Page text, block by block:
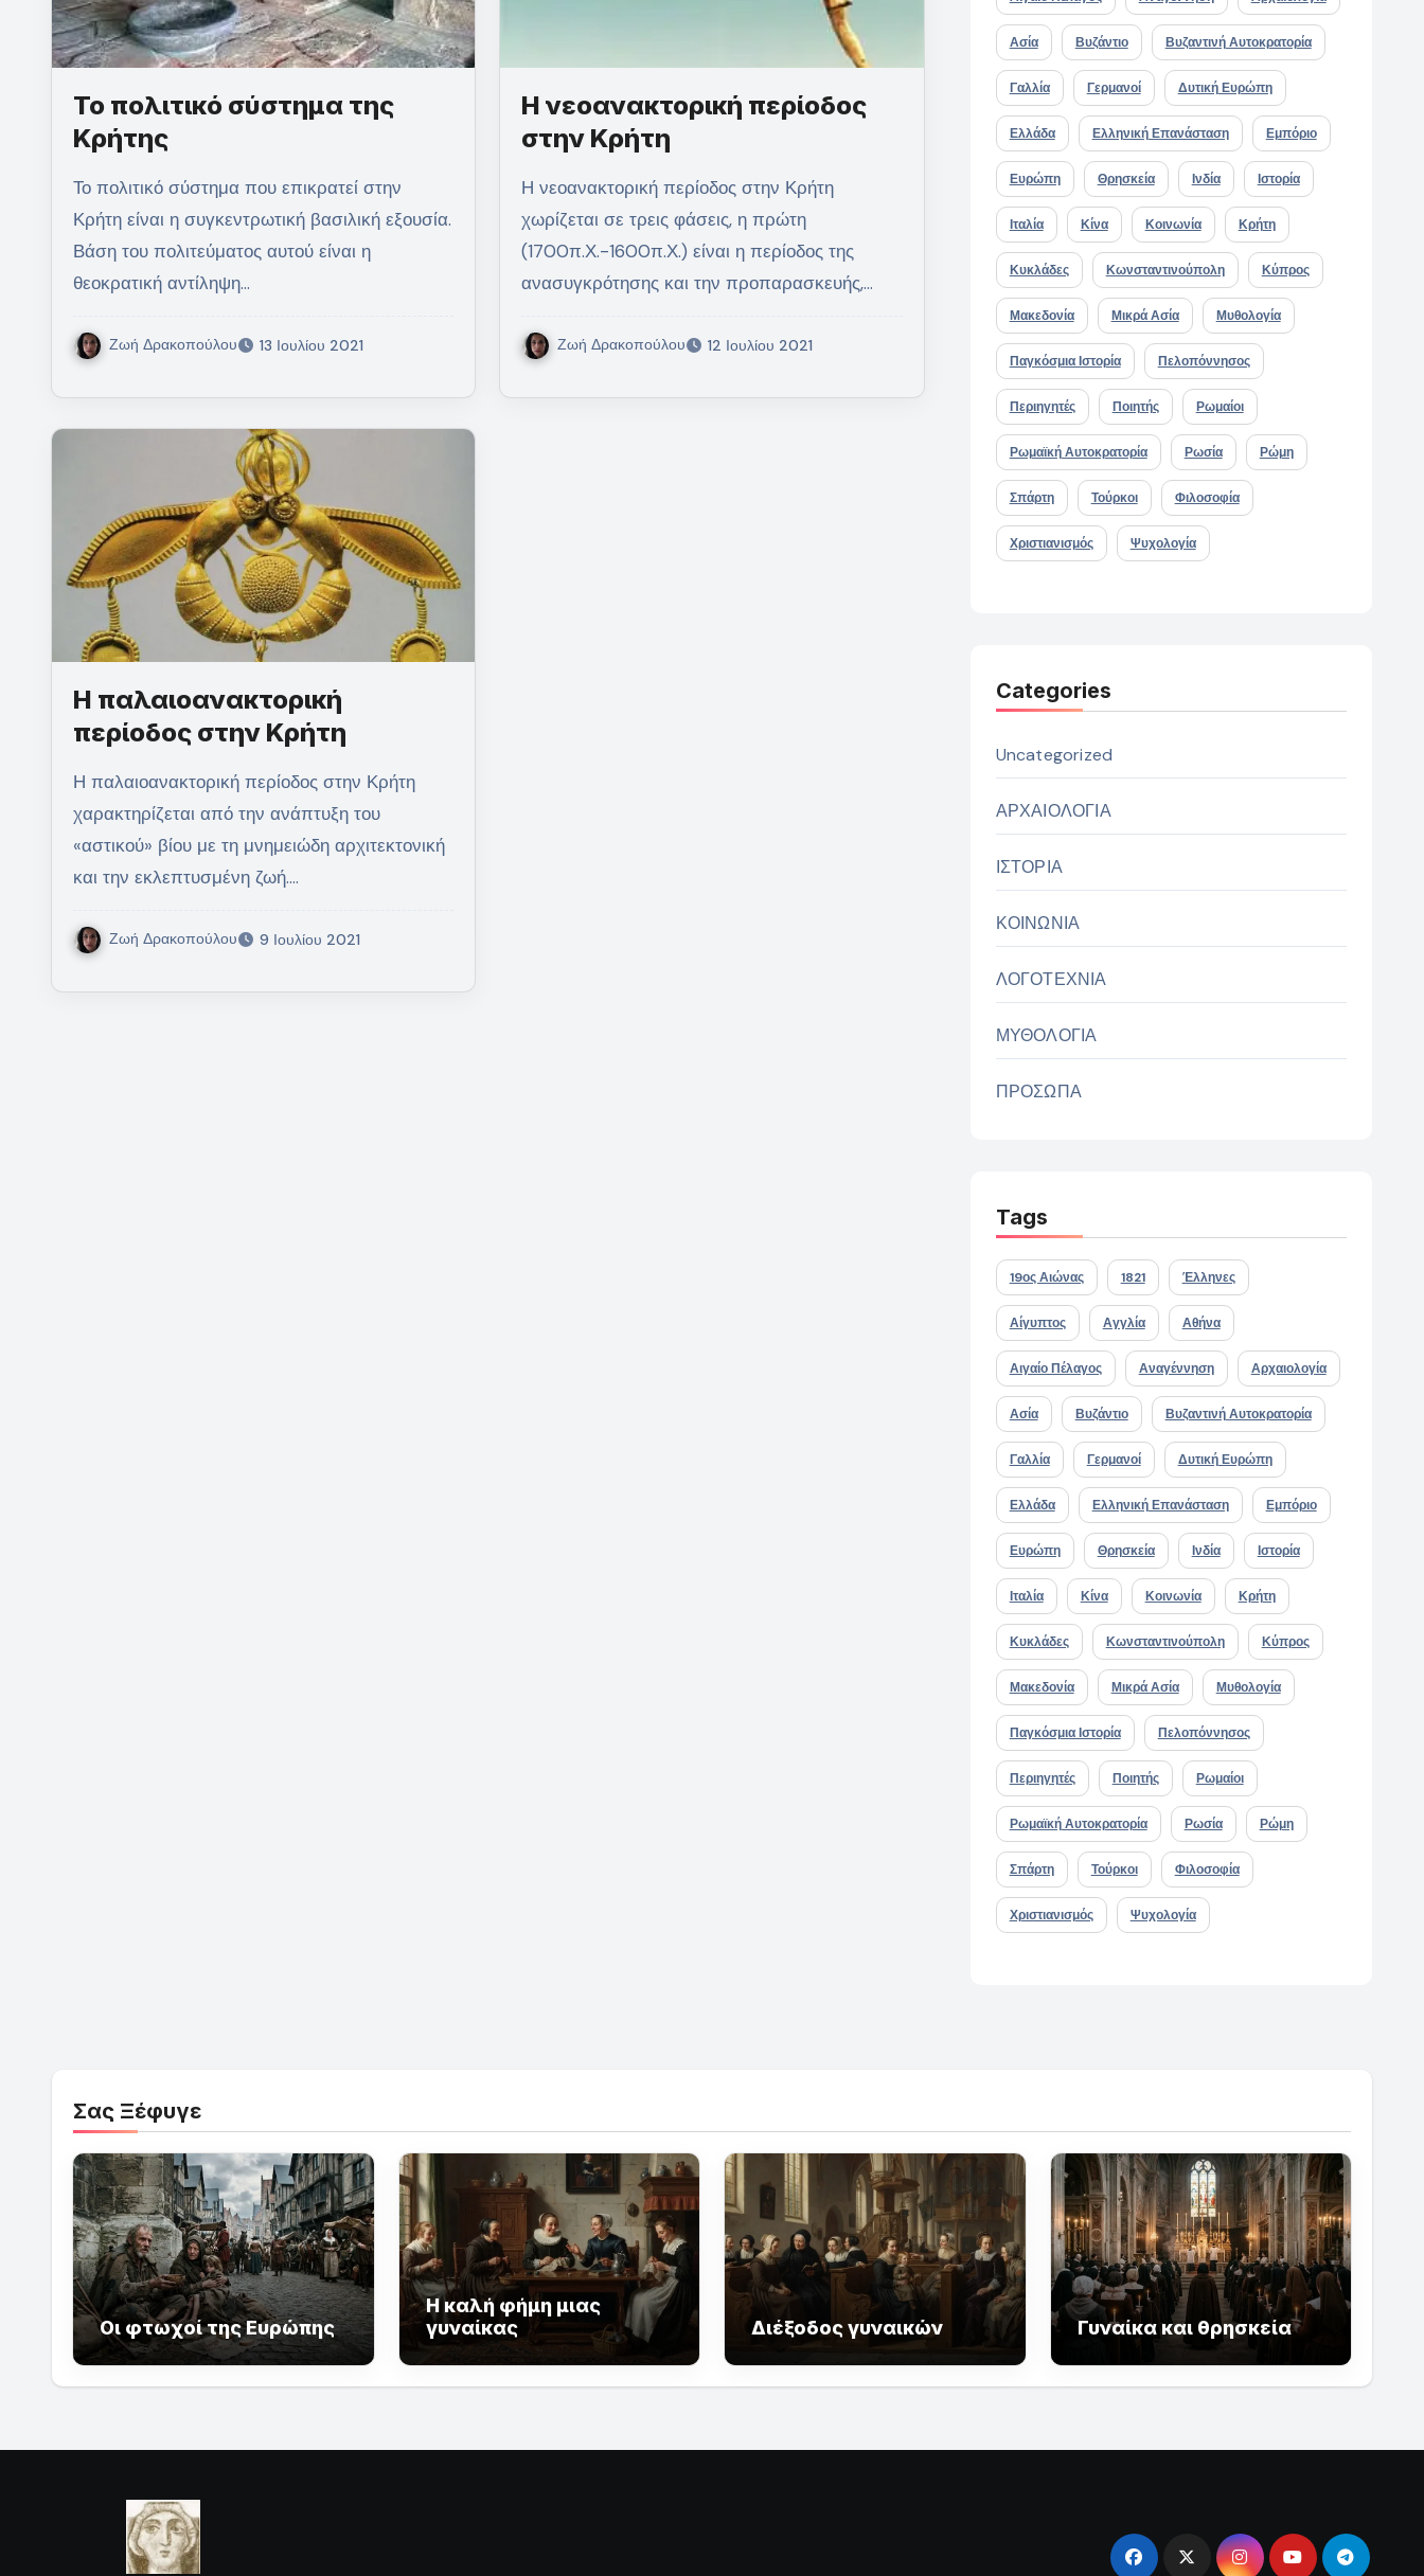
Το πολιτικό σύστημα της
Κρήτης
Το πολιτικό σύστημα που επικρατεί στην
Κρήτη είναι η συγκεντρωτική βασιλική εξουσία.
Βάση του πολιτεύματος αυτού είναι η
θεοκρατική αντίληψη…
Ζωή Δρακοπούλου 13 Ιουλίου 2021
Η νεοανακτορική περίοδος
στην Κρήτη
Η νεοανακτορική περίοδος στην Κρήτη
χωρίζεται σε τρεις φάσεις, η πρώτη
(1700π.Χ.-1600π.Χ.) είναι η περίοδος της
ανασυγκρότησης και την προπαρασκευής,…
Ζωή Δρακοπούλου 12 Ιουλίου 2021
Η παλαιοανακτορική
περίοδος στην Κρήτη
Η παλαιοανακτορική περίοδος στην Κρήτη
χαρακτηρίζεται από την ανάπτυξη του
«αστικού» βίου με τη μνημειώδη αρχιτεκτονική
και την εκλεπτυσμένη ζωή.…
Ζωή Δρακοπούλου 9 Ιουλίου 2021
Ασία Βυζάντιο Βυζαντινή Αυτοκρατορία
Γαλλία Γερμανοί Δυτική Ευρώπη
Ελλάδα Ελληνική Επανάσταση Εμπόριο
Ευρώπη Θρησκεία Ινδία Ιστορία
Ιταλία Κίνα Κοινωνία Κρήτη
Κυκλάδες Κωνσταντινούπολη Κύπρος
Μακεδονία Μικρά Ασία Μυθολογία
Παγκόσμια Ιστορία Πελοπόννησος
Περιηγητές Ποιητής Ρωμαίοι
Ρωμαϊκή Αυτοκρατορία Ρωσία Ρώμη
Σπάρτη Τούρκοι Φιλοσοφία
Χριστιανισμός Ψυχολογία
Categories
Uncategorized
ΑΡΧΑΙΟΛΟΓΙΑ
ΙΣΤΟΡΙΑ
ΚΟΙΝΩΝΙΑ
ΛΟΓΟΤΕΧΝΙΑ
ΜΥΘΟΛΟΓΙΑ
ΠΡΟΣΩΠΑ
Tags
19ος Αιώνας 1821 Έλληνες
Αίγυπτος Αγγλία Αθήνα
Αιγαίο Πέλαγος Αναγέννηση Αρχαιολογία
Ασία Βυζάντιο Βυζαντινή Αυτοκρατορία
Γαλλία Γερμανοί Δυτική Ευρώπη
Ελλάδα Ελληνική Επανάσταση Εμπόριο
Ευρώπη Θρησκεία Ινδία Ιστορία
Ιταλία Κίνα Κοινωνία Κρήτη
Κυκλάδες Κωνσταντινούπολη Κύπρος
Μακεδονία Μικρά Ασία Μυθολογία
Παγκόσμια Ιστορία Πελοπόννησος
Περιηγητές Ποιητής Ρωμαίοι
Ρωμαϊκή Αυτοκρατορία Ρωσία Ρώμη
Σπάρτη Τούρκοι Φιλοσοφία
Χριστιανισμός Ψυχολογία
Σας Ξέφυγε
Οι φτωχοί της Ευρώπης
Η καλή φήμη μιας
γυναίκας
Διέξοδος γυναικών Γυναίκα και θρησκεία